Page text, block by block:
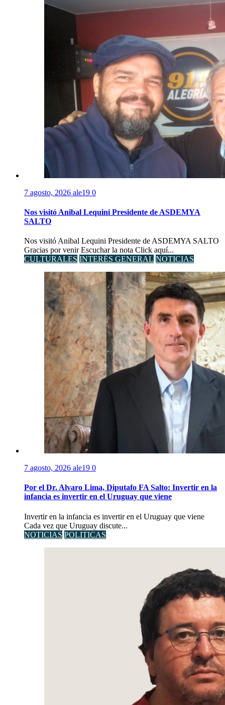
7 agosto, 2026 ale19 0
Nos visitó Anibal Lequini Presidente de ASDEMYA
SALTO
Nos visitó Anibal Lequini Presidente de ASDEMYA SALTO
Gracias por venir Escuchar la nota Click aquí...
CULTURALES INTERÉS GENERAL NOTICIAS
7 agosto, 2026 ale19 0
Por el Dr. Alvaro Lima, Diputafo FA Salto: Invertir en la
infancia es invertir en el Uruguay que viene
Invertir en la infancia es invertir en el Uruguay que viene
Cada vez que Uruguay discute...
NOTICIAS POLITICAS